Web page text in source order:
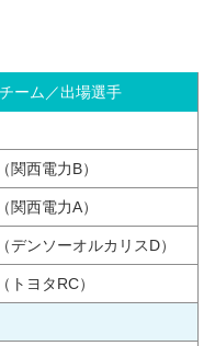
チーム／出場選手
関西電力B）
関西電力A）
デンソーオルカリスD）
トヨタRC）